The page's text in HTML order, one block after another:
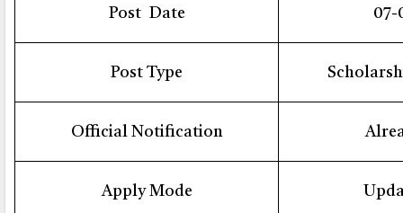
Post Date 07-
Post Type
Official Notification
Apply Mode